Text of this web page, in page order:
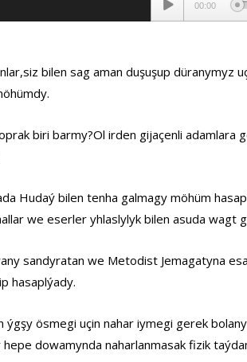
00:00
bilen sag aman duşuşup
biri barmy?Ol irden gijaçenli
Hudaý bilen tenha galmagy möhüm
we eserler yhlaslylyk bilen asuda wagt
sandyratan we Metodist Jemagatyna
hasaplýady.
ýgşy ösmegi uçin nahar iymegi gerek
dowamynda naharlanmasak fizik